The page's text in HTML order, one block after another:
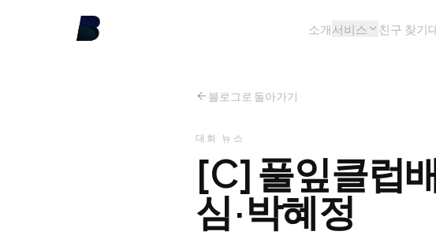
소개 서비스 친구 찾기
블로그로 돌아가기
대회 뉴스
[C] 풀잎클럽
심·박혜정